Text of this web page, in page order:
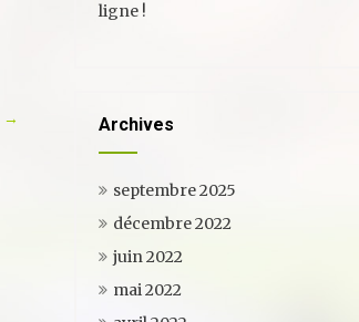
→
ligne !
Archives
septembre 2025
décembre 2022
juin 2022
mai 2022